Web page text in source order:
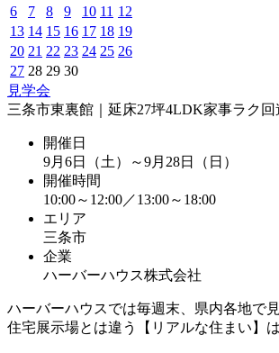
6
7 8 9 10 11 12
13 14 15 16 17 18 19
20 21 22 23 24 25 26
27 28 29 30
見学会
三条市東裏館｜延床27坪4LDK家事ラク
開催日
9月6日（土）～9月28日（日）
開催時間
10:00～12:00／13:00～18:00
エリア
三条市
企業
ハーバーハウス株式会社
ハーバーハウスでは毎週末、県内各地で
住宅展示場とは違う【リアルな住まい】